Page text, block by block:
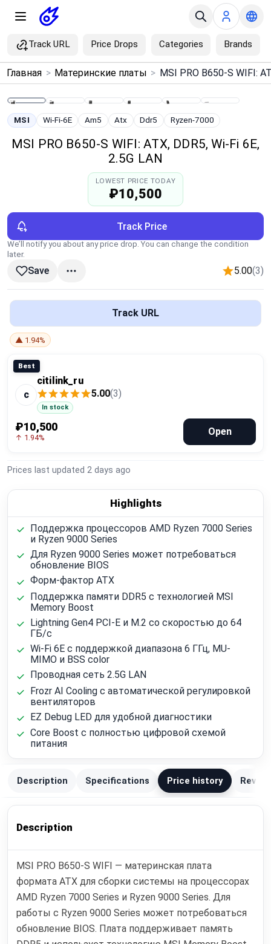
Track URL Price Drops Categories Brands
Menu ×
Home
Search
Categories
Brands
Global Price Tracker
Compare
Plans & Pricing
Главная > Материнские платы >
MSI Wi-Fi-6E Am5 Atx Ddr5 Ryzen-7000
MSI PRO B650-S WIFI: ATX, DDR5, Wi‑Fi 6E,
2.5G LAN
LOWEST PRICE TODAY
₽10,500
Track Price
We’ll notify you about any price drop. You can change the condition
later.
Save 5.00(3)
Track URL
▲ 1.94%
Best
c
citilink_ru
5.00(3)
In stock
₽10,500
↑ 1.94%
Open
Prices last updated 2 days ago
Highlights
Поддержка процессоров AMD Ryzen 7000 Series
и Ryzen 9000 Series
Для Ryzen 9000 Series может потребоваться
обновление BIOS
Форм-фактор ATX
Поддержка памяти DDR5 с технологией MSI
Memory Boost
Lightning Gen4 PCI-E и M.2 со скоростью до 64
ГБ/с
Wi‑Fi 6E с поддержкой диапазона 6 ГГц, MU-
MIMO и BSS color
Проводная сеть 2.5G LAN
Frozr AI Cooling с автоматической регулировкой
вентиляторов
EZ Debug LED для удобной диагностики
Core Boost с полностью цифровой схемой
питания
Description Specifications Price history
Description
MSI PRO B650-S WIFI — материнская плата
формата ATX для сборки системы на процессорах
AMD Ryzen 7000 Series и Ryzen 9000 Series. Для
работы с Ryzen 9000 Series может потребоваться
обновление BIOS. Плата поддерживает память